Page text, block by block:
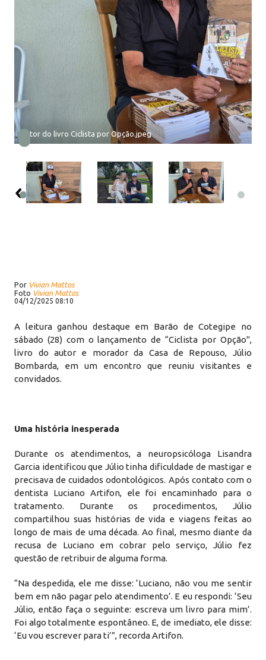
Autor do livro Ciclista por Opção.jpeg
Por Vivian Mattos
Foto Vivian Mattos
04/12/2025 08:10
A leitura ganhou destaque em Barão de Cotegipe no
sábado (28) com o lançamento de “Ciclista por Opção",
livro do autor e morador da Casa de Repouso, Júlio
Bombarda, em um encontro que reuniu visitantes e
convidados.
Uma história inesperada
Durante os atendimentos, a neuropsicóloga Lisandra
Garcia identificou que Júlio tinha dificuldade de mastigar e
precisava de cuidados odontológicos. Após contato com o
dentista Luciano Artifon, ele foi encaminhado para o
tratamento. Durante os procedimentos, Júlio
compartilhou suas histórias de vida e viagens feitas ao
longo de mais de uma década. Ao final, mesmo diante da
recusa de Luciano em cobrar pelo serviço, Júlio fez
questão de retribuir de alguma forma.
“Na despedida, ele me disse: ‘Luciano, não vou me sentir
bem em não pagar pelo atendimento’. E eu respondi: ‘Seu
Júlio, então faça o seguinte: escreva um livro para mim’.
Foi algo totalmente espontâneo. E, de imediato, ele disse:
‘Eu vou escrever para ti’”, recorda Artifon.